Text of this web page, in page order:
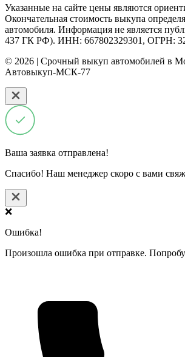
Указанные на сайте цены являются
Окончательная стоимость выкупа
автомобиля. Информация не является
437 ГК РФ). ИНН: 667802329301, ОГРН:
© 2026 | Срочный выкуп автомобилей в
Автовыкуп-МСК-77
Ваша заявка отправлена!
Спасибо! Наш менеджер скоро с вами
❌
Ошибка!
Произошла ошибка при отправке.